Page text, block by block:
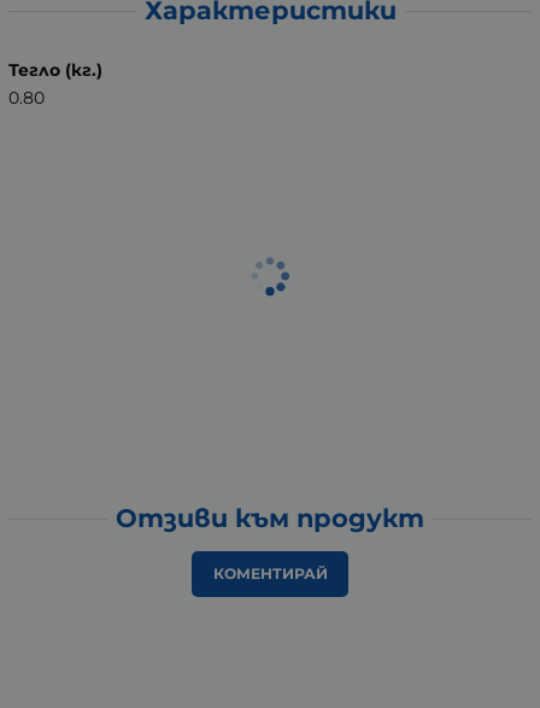
Характеристики
Тегло (кг.)
0.80
Отзиви към продукт
КОМЕНТИРАЙ